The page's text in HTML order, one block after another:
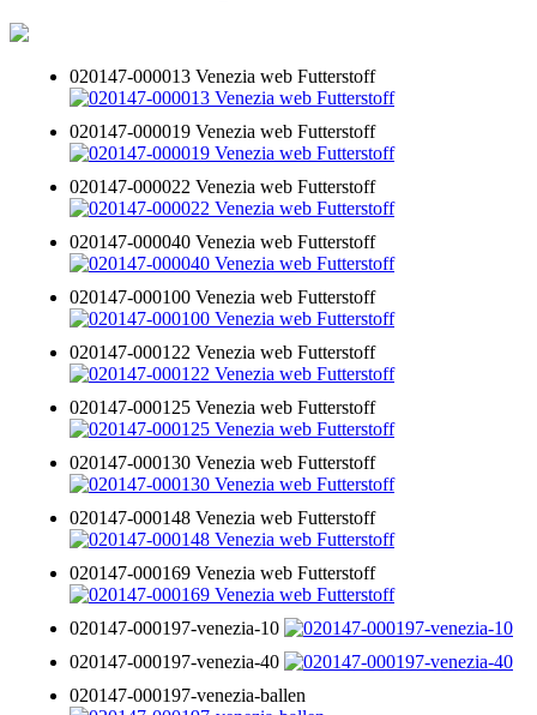
020147-000013 Venezia web Futterstoff
020147-000019 Venezia web Futterstoff
020147-000022 Venezia web Futterstoff
020147-000040 Venezia web Futterstoff
020147-000100 Venezia web Futterstoff
020147-000122 Venezia web Futterstoff
020147-000125 Venezia web Futterstoff
020147-000130 Venezia web Futterstoff
020147-000148 Venezia web Futterstoff
020147-000169 Venezia web Futterstoff
020147-000197-venezia-10
020147-000197-venezia-40
020147-000197-venezia-ballen